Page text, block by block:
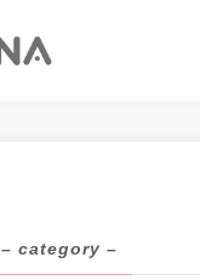
– category –